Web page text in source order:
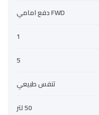
FWD دفع امامي
1
5
تنفس طبيعي
50 لتر